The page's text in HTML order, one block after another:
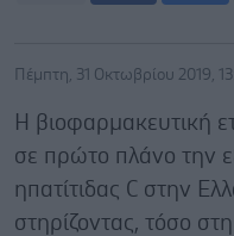
Πέμπτη, 31 Οκτωβρίου 2019,
Η βιοφαρμακευτική
σε πρώτο πλάνο την
ηπατίτιδας C στην
στηρίζοντας, τόσο